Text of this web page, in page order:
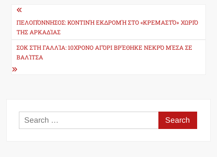
Post
navigation
ΠΕΛΟΠΌΝΝΗΣΟΣ: ΚΟΝΤΙΝΉ ΕΚΔΡΟΜΉ ΣΤΟ «ΚΡΕΜΑΣΤΌ» ΧΩΡΙΌ
ΤΗΣ ΑΡΚΑΔΊΑΣ
ΣΟΚ ΣΤΗ ΓΑΛΛΊΑ: 10ΧΡΟΝΟ ΑΓΌΡΙ ΒΡΈΘΗΚΕ ΝΕΚΡΌ ΜΈΣΑ ΣΕ
ΒΑΛΊΤΣΑ
Search
for: